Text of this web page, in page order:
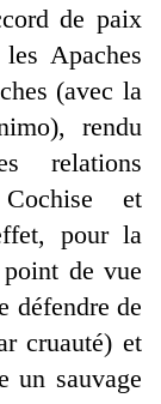
de paix
Apaches
(avec la
rendu
relations
et
pour la
de vue
défendre de
cruauté) et
un sauvage